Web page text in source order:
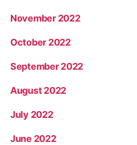
November 2022
October 2022
September 2022
August 2022
July 2022
June 2022